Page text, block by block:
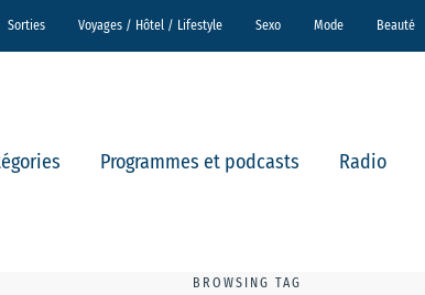
Sorties Voyages / Hôtel / Lifestyle Sexo Mode Beauté
Programmes et podcasts Radio
BROWSING TAG